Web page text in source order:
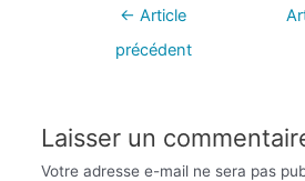
← Article
précédent
Laisser un
Votre adresse e-mail ne sera pas